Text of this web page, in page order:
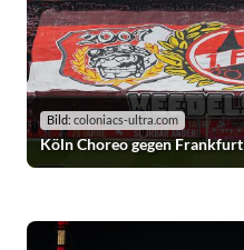
Bild: coloniacs-ultra.com
Köln Choreo gegen Frankfurt